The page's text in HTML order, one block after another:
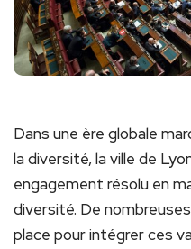
Dans une ère globale
la diversité, la ville de
engagement résolu en
diversité. De
place pour intégrer ces